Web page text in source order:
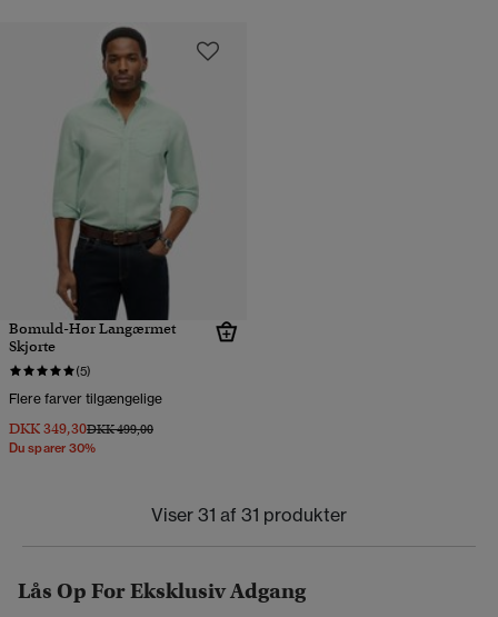
Bomuld-Hør Langærmet
Skjorte
(5)
Flere farver tilgængelige
DKK 349,30Pris nedsat fra
DKK 499,00til
Du sparer 30%
Viser 31 af 31 produkter
Lås Op For Eksklusiv Adgang